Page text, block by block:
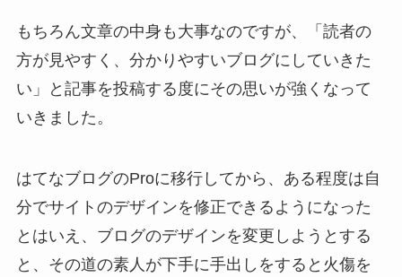
もちろん文章の中身も大事なのですが、「読者の
方が見やすく、分かりやすいブログにしていきた
い」と記事を投稿する度にその思いが強くなって
いきました。
はてなブログのProに移行してから、ある程度は自
分でサイトのデザインを修正できるようになった
とはいえ、ブログのデザインを変更しようとする
と、その道の素人が下手に手出しをすると火傷を